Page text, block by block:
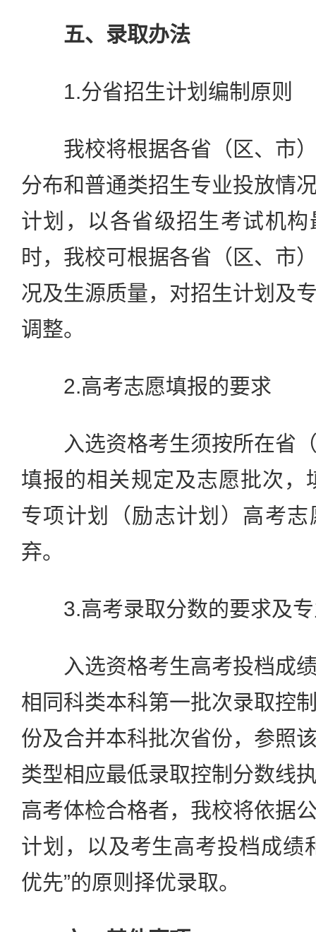
五、录取办法
1.分省招生计划编制原则
我校将根据各省（区、市）
分布和普通类招生专业投放情
计划，以各省级招生考试机
时，我校可根据各省（区、市
况及生源质量，对招生计划及
调整。
2.高考志愿填报的要求
入选资格考生须按所在省（
填报的相关规定及志愿批次，
专项计划（励志计划）高考
弃。
3.高考录取分数的要求及专
入选资格考生高考投档成绩
相同科类本科第一批次录取控
份及合并本科批次省份，参照
类型相应最低录取控制分数线
高考体检合格者，我校将依据
计划，以及考生高考投档成绩
优先”的原则择优录取。